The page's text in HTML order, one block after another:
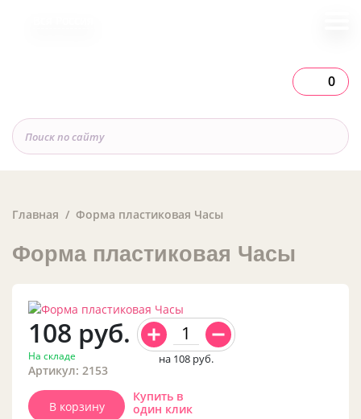
0
Главная Форма пластиковая Часы
Форма пластиковая Часы
108 руб.
На складе
Артикул: 2153
на 108 руб.
В корзину
Купить в
один клик